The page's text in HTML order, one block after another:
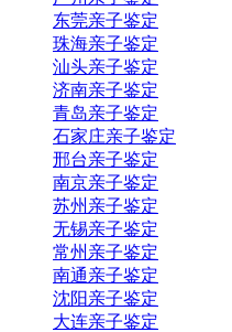
东莞亲子鉴定
珠海亲子鉴定
汕头亲子鉴定
济南亲子鉴定
青岛亲子鉴定
石家庄亲子鉴定
邢台亲子鉴定
南京亲子鉴定
苏州亲子鉴定
无锡亲子鉴定
常州亲子鉴定
南通亲子鉴定
沈阳亲子鉴定
大连亲子鉴定